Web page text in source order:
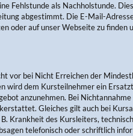
Fehlstunde als Nachholstunde.
abgestimmt. Die E-Mail-
oder auf unser Webseite zu finden
vor bei Nicht Erreichen der
wird dem Kursteilnehmer ein
anzunehmen. Bei
Gleiches gilt auch bei
Krankheit des Kursleiters,
telefonisch oder schriftlich